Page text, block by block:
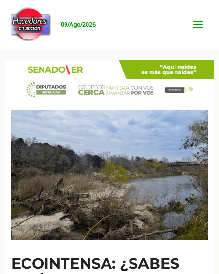
contenido
09/Ago/2026
ECOINTENSA: ¿SABES